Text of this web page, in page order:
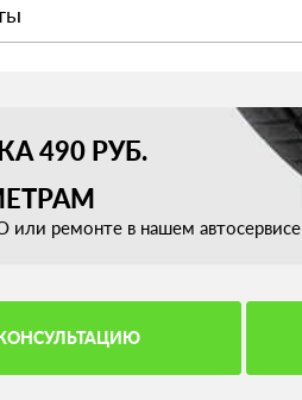
490 РУБ.
ремонте в нашем автосервисе